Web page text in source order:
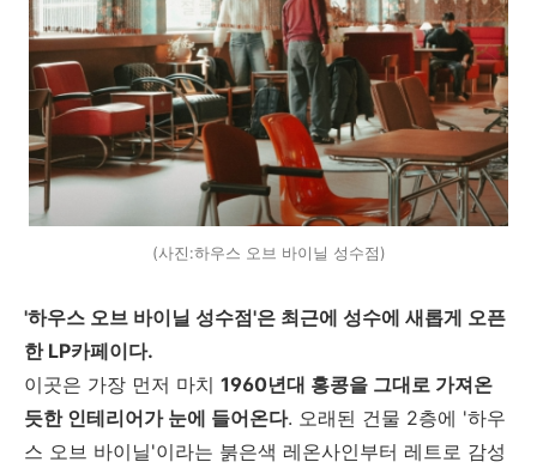
(사진:하우스 오브 바이닐 성수점)
'하우스 오브 바이닐 성수점'은 최근에 성수에 새롭게 오픈
한 LP카페이다.
이곳은 가장 먼저 마치 1960년대 홍콩을 그대로 가져온
듯한 인테리어가 눈에 들어온다. 오래된 건물 2층에 '하우
스 오브 바이닐'이라는 붉은색 레온사인부터 레트로 감성